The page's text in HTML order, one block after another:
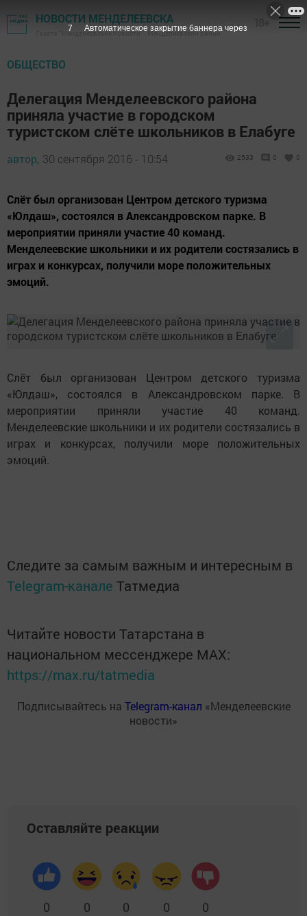
НОВОСТИ МЕНДЕЛЕЕВСКА
Газета "Менделеевские новости" - Менделеевский район
ОБЩЕСТВО
Делегация Менделеевского района
приняла участие в городском
туристском слёте школьников в Елабуге
автор, 30 сентября 2016 - 10:54 2533 0 0
Слёт был организован Центром детского туризма
«Юлдаш», состоялся в Александровском парке. В
мероприятии приняли участие 40 команд.
Менделеевские школьники и их родители состязались в
играх и конкурсах, получили море положительных
эмоций.
Слёт был организован Центром детского туризма
«Юлдаш», состоялся в Александровском парке. В
мероприятии приняли участие 40 команд.
Менделеевские школьники и их родители состязались в
играх и конкурсах, получили море положительных
эмоций.
Следите за самым важным и интересным в
Telegram-канале Татмедиа
Читайте новости Татарстана в
национальном мессенджере MАХ:
https://max.ru/tatmedia
Подписывайтесь на Telegram-канал «Менделеевские
новости»
Оставляйте реакции
0 0 0 0 0
6 Автоматическое закрытие баннера через